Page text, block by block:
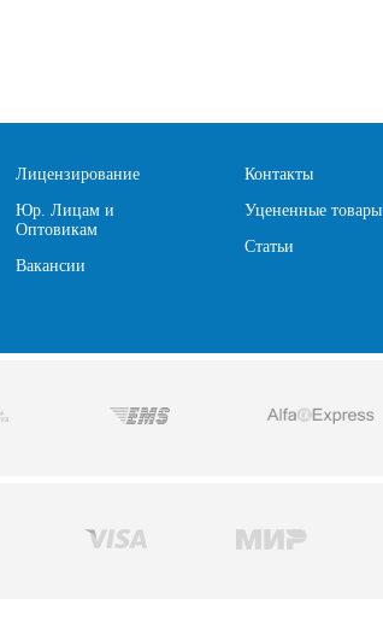
Лицензирование
Юр. Лицам и
Оптовикам
Вакансии
Контакты
Уцененные товары
Статьи